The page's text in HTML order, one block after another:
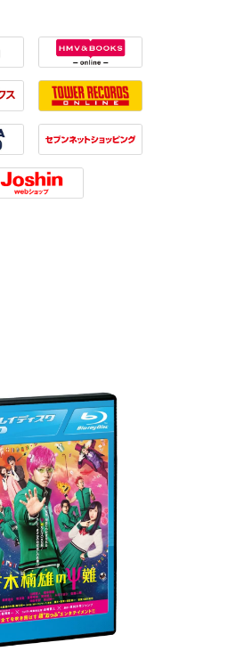
HMV
Tower Records
7net
Joshin